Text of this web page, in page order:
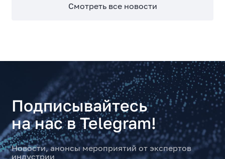
Смотреть все новости
Подписывайтесь
на нас в Telegram!
Новости, анонсы мероприятий от экспертов
индустрии